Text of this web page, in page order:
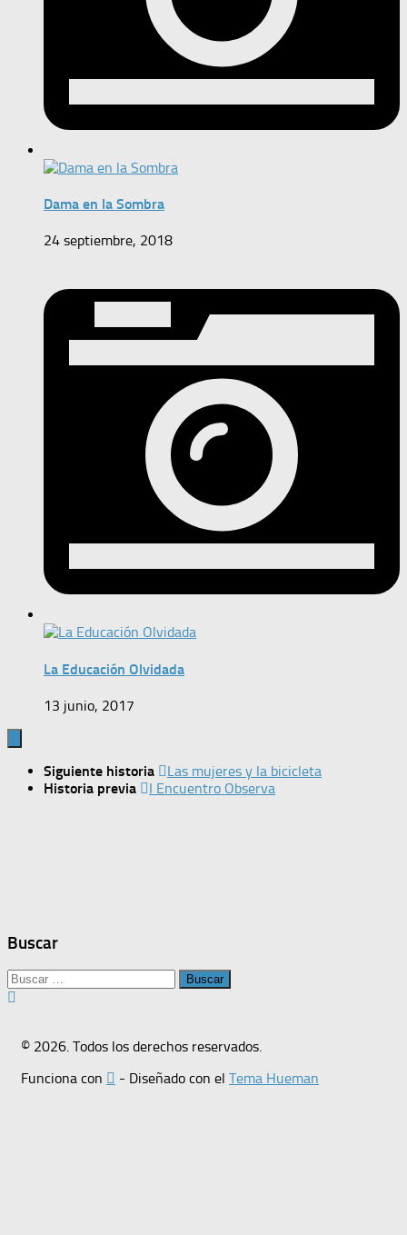
Dama en la Sombra
24 septiembre, 2018
La Educación Olvidada
13 junio, 2017
Siguiente historia
Las mujeres y la bicicleta
Historia previa
I Encuentro Observa
Buscar
Buscar:
© 2026. Todos los derechos reservados.
Funciona con
- Diseñado con el Tema Hueman